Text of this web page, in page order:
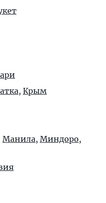
, Крым
Манила, Миндоро,